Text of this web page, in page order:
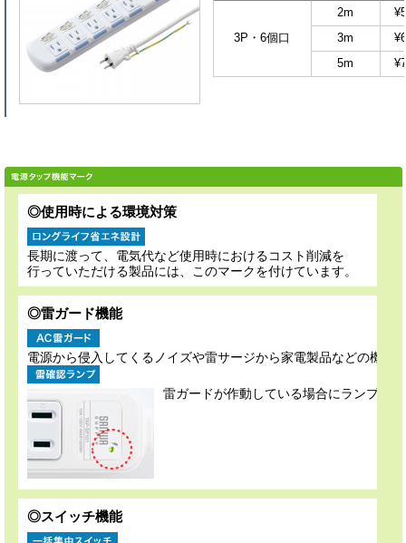
3P・6個口
2m
3m
5m
◎使用時による環境対策
長期に渡って、電気代など使用時におけるコスト削減を
行っていただける製品には、このマークを付けています。
◎雷ガード機能
電源から侵入してくるノイズや雷サージから家電製品などの機器
雷ガードが作動している場合にランプを
◎スイッチ機能